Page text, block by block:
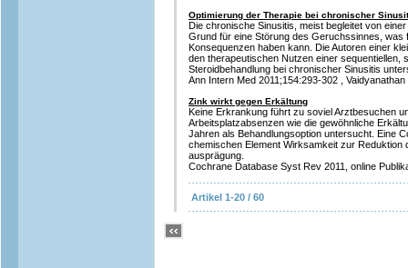
Optimierung der Therapie bei chronischer
Die chronische Sinusitis, meist begleitet von
Grund für eine Störung des Geruchssinnes, was
Konsequenzen haben kann. Die Autoren einer
den therapeutischen Nutzen einer sequentiellen,
Steroidbehandlung bei chronischer Sinusitis
Ann Intern Med 2011;154:293-302 , Vaidyanathan
Zink wirkt gegen Erkältung
Keine Erkrankung führt zu soviel Arztbesuchen
Arbeitsplatzabsenzen wie die gewöhnliche
Jahren als Behandlungsoption untersucht. Eine
chemischen Element Wirksamkeit zur Reduktion
ausprägung.
Cochrane Database Syst Rev 2011, online
Artikel 1-20 / 60